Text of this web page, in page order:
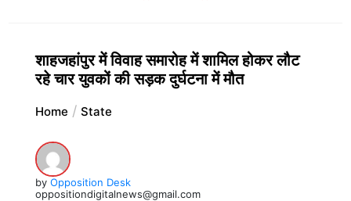
शाहजहांपुर में विवाह समारोह में शामिल होकर लौट
रहे चार युवकों की सड़क दुर्घटना में मौत
Home State
by Opposition Desk
oppositiondigitalnews@gmail.com